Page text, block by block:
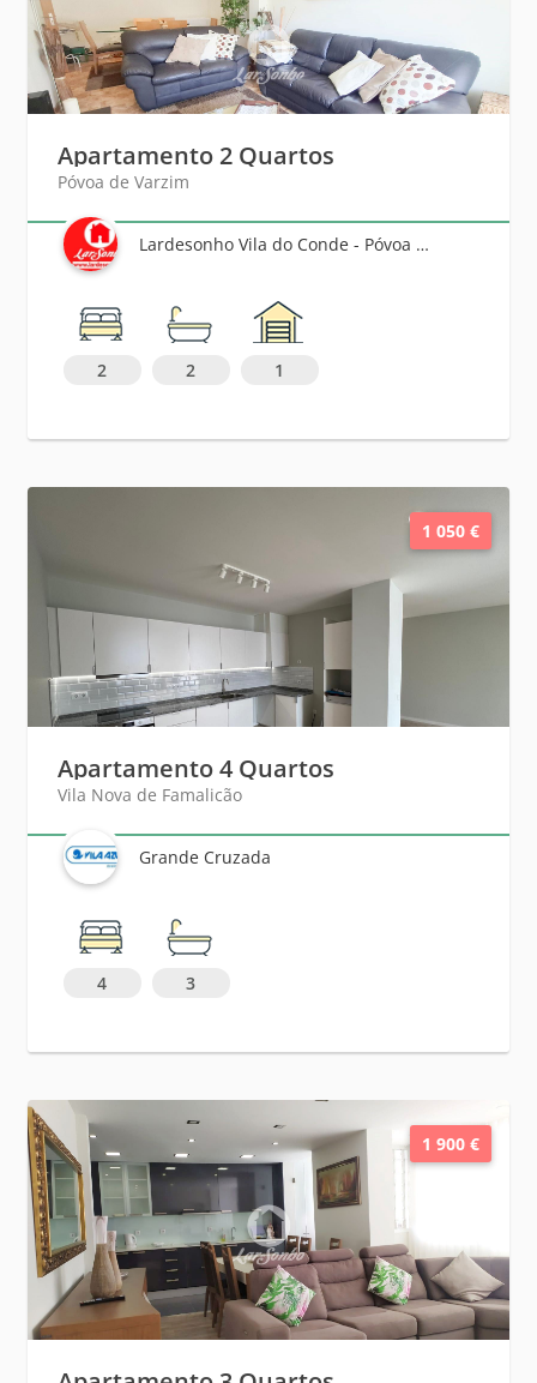
Apartamento 2 Quartos
Póvoa de Varzim
Lardesonho Vila do Conde - Póvoa de Varzim - Famalicão
2 2 1
1 050 €
Apartamento 4 Quartos
Vila Nova de Famalicão
Grande Cruzada
4 3
1 900 €